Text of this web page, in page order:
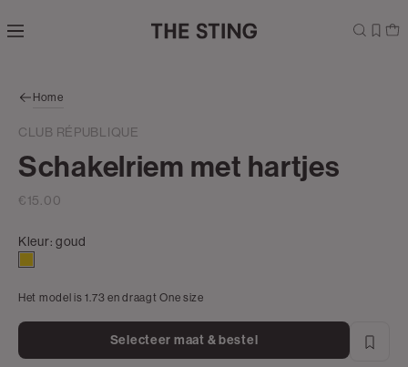
direct naar
zoekbalk
naar de
footer
Home
CLUB RÉPUBLIQUE
Schakelriem met hartjes
€15.00
Kleur:goud
Het model is 1.73 en draagt One size
Selecteer maat & bestel